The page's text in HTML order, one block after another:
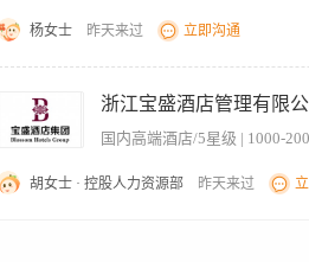
和力强，具备良好的服务意识与沟通表达能
运动或对健身基础器械操作有一定了解者优先。
杨女士 昨天来过 立即沟通
，及时上报并跟进解决； 5、负责会员卡办理
作。 【岗位要求】 1、具备良好的服务意识
致耐心，具备团队协作精神； 5、能熟练使用
浙江宝盛酒店管理有限
国内高端酒店/5星级 | 1000-
胡女士 · 控股人力资源部 昨天来过